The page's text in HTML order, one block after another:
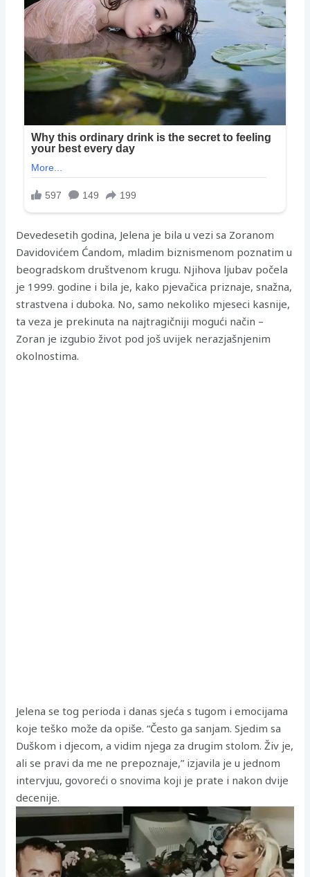
Devedesetih godina, Jelena je bila u vezi sa Zoranom
Davidovićem Ćandom, mladim biznismenom poznatim u
beogradskom društvenom krugu. Njihova ljubav počela
je 1999. godine i bila je, kako pjevačica priznaje, snažna,
strastvena i duboka. No, samo nekoliko mjeseci kasnije,
ta veza je prekinuta na najtragičniji mogući način –
Zoran je izgubio život pod još uvijek nerazjašnjenim
okolnostima.
Jelena se tog perioda i danas sjeća s tugom i emocijama
koje teško može da opiše. “Često ga sanjam. Sjedim sa
Duškom i djecom, a vidim njega za drugim stolom. Živ je,
ali se pravi da me ne prepoznaje,” izjavila je u jednom
intervjuu, govoreći o snovima koji je prate i nakon dvije
decenije.